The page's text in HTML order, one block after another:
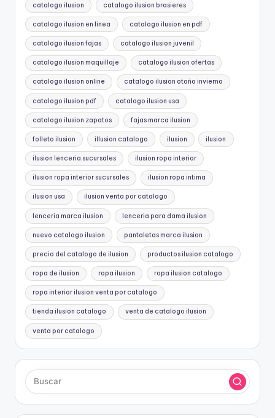
catalogo ilusion catalogo ilusion brasieres
catalogo ilusion en linea catalogo ilusion en pdf
catalogo ilusion fajas catalogo ilusion juvenil
catalogo ilusion maquillaje catalogo ilusion ofertas
catalogo ilusion online catalogo ilusion otoño invierno
catalogo ilusion pdf catalogo ilusion usa
catalogo ilusion zapatos fajas marca ilusion
folleto ilusion illusion catalogo ilusion ilusion
ilusion lenceria sucursales ilusion ropa interior
ilusion ropa interior sucursales ilusion ropa intima
ilusion usa ilusion venta por catalogo
lenceria marca ilusion lenceria para dama ilusion
nuevo catalogo ilusion pantaletas marca ilusion
precio del catalogo de ilusion productos ilusion catalogo
ropa de ilusion ropa ilusion ropa ilusion catalogo
ropa interior ilusion venta por catalogo
tienda ilusion catalogo venta de catalogo ilusion
venta por catalogo